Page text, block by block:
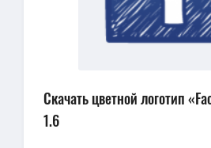
Скачать цветной логотип
1.6